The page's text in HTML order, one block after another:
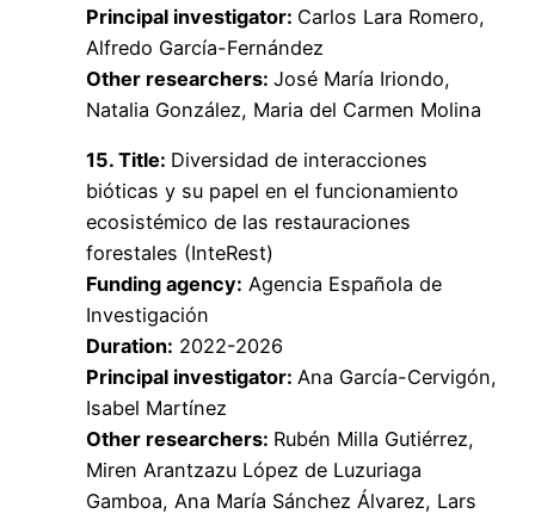
Principal investigator: Carlos Lara Romero,
Alfredo García-Fernández
Other researchers: José María Iriondo,
Natalia González, Maria del Carmen Molina
15. Title: Diversidad de interacciones
bióticas y su papel en el funcionamiento
ecosistémico de las restauraciones
forestales (InteRest)
Funding agency: Agencia Española de
Investigación
Duration: 2022-2026
Principal investigator: Ana García-Cervigón,
Isabel Martínez
Other researchers: Rubén Milla Gutiérrez,
Miren Arantzazu López de Luzuriaga
Gamboa, Ana María Sánchez Álvarez, Lars